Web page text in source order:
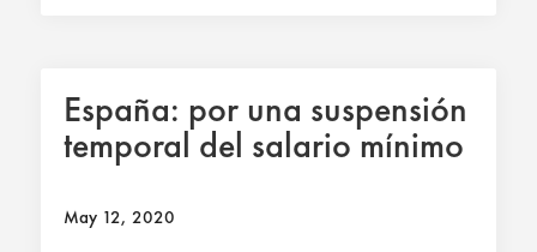
España: por una suspensión
temporal del salario mínimo
May 12, 2020